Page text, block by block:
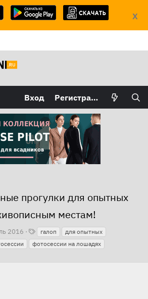
X
Вход Регистрация
прогулки для опытных
местам!
2016
Т
е
г
галоп
для опытных
фотосессии на лошадях